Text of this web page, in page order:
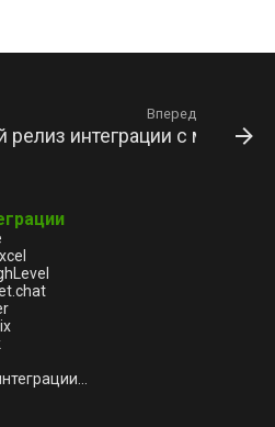
Вперед
релиз интеграции с